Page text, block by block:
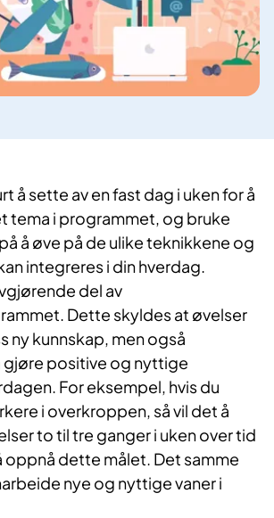
å sette av en fast dag i uken for å
tema i programmet, og bruke
å øve på de ulike teknikkene og
integreres i din hverdag.
del av
Dette skyldes at øvelser
ny kunnskap, men også
gjøre positive og nyttige
For eksempel, hvis du
i overkroppen, så vil det å
to til tre ganger i uken over tid
oppnå dette målet. Det samme
nye og nyttige vaner i